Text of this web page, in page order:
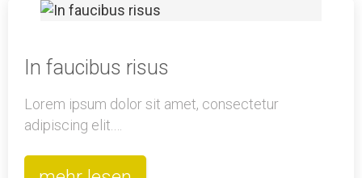
In faucibus risus
Lorem ipsum dolor sit amet, consectetur
adipiscing elit.…